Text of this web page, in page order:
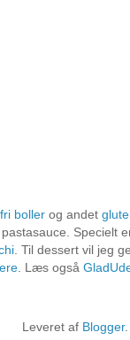
boller og andet
Specielt
. Til dessert vil jeg
. Læs også
Leveret af Blogger.